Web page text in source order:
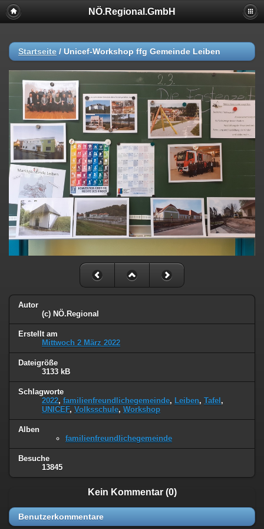
NÖ.Regional.GmbH
Startseite / Unicef-Workshop ffg Gemeinde Leiben
Autor
(c) NÖ.Regional
Erstellt am
Mittwoch 2 März 2022
Dateigröße
3133 kB
Schlagworte
2022, familienfreundlichegemeinde, Leiben, Tafel ,
UNICEF, Volksschule, Workshop
Alben
familienfreundlichegemeinde
Besuche
13845
Kein Kommentar (0)
Benutzerkommentare